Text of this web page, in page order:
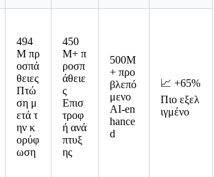
494
M πρ
οσπά
θειες
Πτώ
ση μ
ετά τ
ην κ
ορύφ
ωση
450
M+ π
ροσπ
άθειε
ς
Επισ
τροφ
ή ανά
πτυξ
ης
500M
+ προ
βλεπό
μενο
AI-en
hance
d
📈 +65%
Πιο εξελ
ιγμένο